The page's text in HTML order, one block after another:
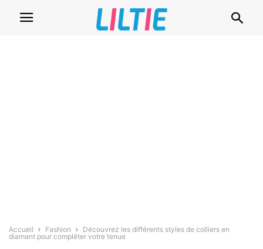
Accueil Fashion
Découvrez les différents styles de colliers en
diamant pour compléter votre tenue